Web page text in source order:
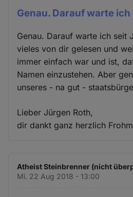
Genau. Darauf warte ich
Genau. Darauf warte ich seit
vieles von dir gelesen und
immer einfach war und ist,
Namen einzustehen. Aber
unseres - na gut -
Lieber Jürgen Roth,
dir dankt ganz herzlich
Atheist Steinbrenner (nicht
Mi. 22 Aug 2018 - 13:00